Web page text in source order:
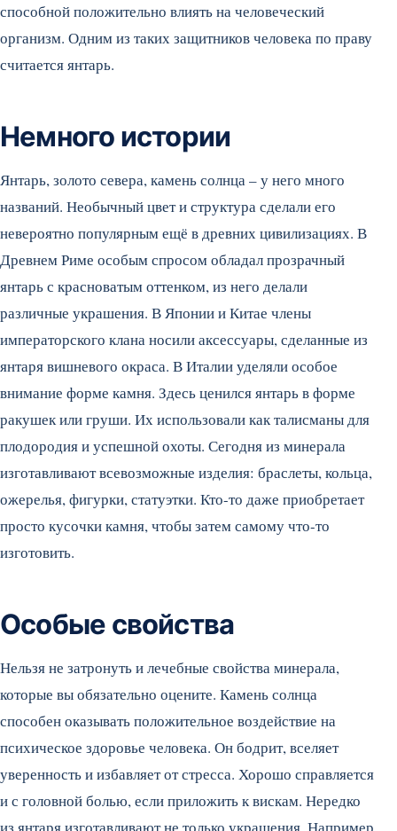
способной положительно влиять на человеческий
организм. Одним из таких защитников человека по праву
считается янтарь.
Немного истории
Янтарь, золото севера, камень солнца – у него много
названий. Необычный цвет и структура сделали его
невероятно популярным ещё в древних цивилизациях. В
Древнем Риме особым спросом обладал прозрачный
янтарь с красноватым оттенком, из него делали
различные украшения. В Японии и Китае члены
императорского клана носили аксессуары, сделанные из
янтаря вишневого окраса. В Италии уделяли особое
внимание форме камня. Здесь ценился янтарь в форме
ракушек или груши. Их использовали как талисманы для
плодородия и успешной охоты. Сегодня из минерала
изготавливают всевозможные изделия: браслеты, кольца,
ожерелья, фигурки, статуэтки. Кто-то даже приобретает
просто кусочки камня, чтобы затем самому что-то
изготовить.
Особые свойства
Нельзя не затронуть и лечебные свойства минерала,
которые вы обязательно оцените. Камень солнца
способен оказывать положительное воздействие на
психическое здоровье человека. Он бодрит, вселяет
уверенность и избавляет от стресса. Хорошо справляется
и с головной болью, если приложить к вискам. Нередко